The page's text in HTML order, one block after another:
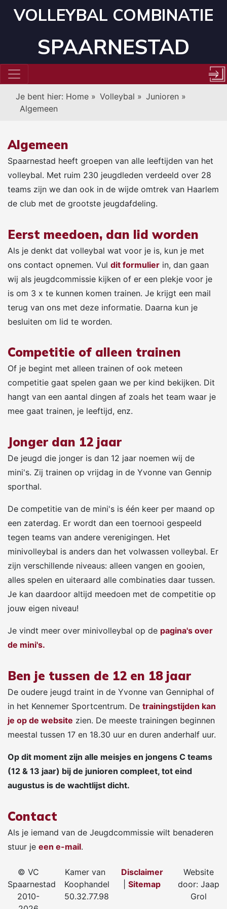
VOLLEYBAL COMBINATIE
SPAARNESTAD
Je bent hier: Home » Volleybal » Junioren »
Algemeen
Algemeen
Spaarnestad heeft groepen van alle leeftijden van het
volleybal. Met ruim 230 jeugdleden verdeeld over 28
teams zijn we dan ook in de wijde omtrek van Haarlem
de club met de grootste jeugdafdeling.
Eerst meedoen, dan lid worden
Als je denkt dat volleybal wat voor je is, kun je met
ons contact opnemen. Vul dit formulier in, dan gaan
wij als jeugdcommissie kijken of er een plekje voor je
is om 3 x te kunnen komen trainen. Je krijgt een mail
terug van ons met deze informatie. Daarna kun je
besluiten om lid te worden.
Competitie of alleen trainen
Of je begint met alleen trainen of ook meteen
competitie gaat spelen gaan we per kind bekijken. Dit
hangt van een aantal dingen af zoals het team waar je
mee gaat trainen, je leeftijd, enz.
Jonger dan 12 jaar
De jeugd die jonger is dan 12 jaar noemen wij de
mini's. Zij trainen op vrijdag in de Yvonne van Gennip
sporthal.
De competitie van de mini's is één keer per maand op
een zaterdag. Er wordt dan een toernooi gespeeld
tegen teams van andere verenigingen. Het
minivolleybal is anders dan het volwassen volleybal. Er
zijn verschillende niveaus: alleen vangen en gooien,
alles spelen en uiteraard alle combinaties daar tussen.
Je kan daardoor altijd meedoen met de competitie op
jouw eigen niveau!
Je vindt meer over minivolleybal op de pagina's over
de mini's.
Ben je tussen de 12 en 18 jaar
De oudere jeugd traint in de Yvonne van Genniphal of
in het Kennemer Sportcentrum. De trainingstijden kan
je op de website zien. De meeste trainingen beginnen
meestal tussen 17 en 18.30 uur en duren anderhalf uur.
Op dit moment zijn alle meisjes en jongens C teams
(12 & 13 jaar) bij de junioren compleet, tot eind
augustus is de wachtlijst dicht.
Contact
Als je iemand van de Jeugdcommissie wilt benaderen
stuur je een e-mail.
© VC
Spaarnestad
2010-
Kamer van
Koophandel
50.32.77.98
Disclaimer
Sitemap
Website
door: Jaap
Grol